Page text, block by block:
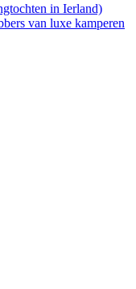
in Ierland)
van luxe kamperen